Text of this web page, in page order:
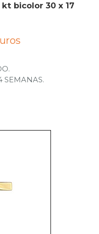
bicolor 30 x 17
SEMANAS.